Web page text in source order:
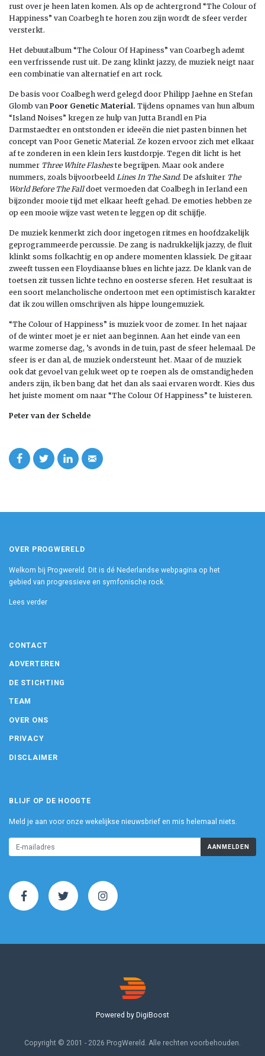
rust over je heen laten komen. Als op de achtergrond “The Colour of
Happiness” van Coarbegh te horen zou zijn wordt de sfeer verder
versterkt.
Het debuutalbum “The Colour Of Hapiness” van Coarbegh ademt
een verfrissende rust uit. De zang klinkt jazzy, de muziek neigt naar
een combinatie van alternatief en art rock.
De basis voor Coalbegh werd gelegd door Philipp Jaehne en Stefan
Glomb van Poor Genetic Material. Tijdens opnames van hun album
“Island Noises” kregen ze hulp van Jutta Brandl en Pia
Darmstaedter en ontstonden er ideeën die niet pasten binnen het
concept van Poor Genetic Material. Ze kozen ervoor zich met elkaar
af te zonderen in een klein Iers kustdorpje. Tegen dit licht is het
nummer Three White Flasheste begrijpen. Maar ook andere
nummers, zoals bijvoorbeeld Lines In The Sand. De afsluiter The
World Before The Falldoet vermoeden dat Coalbegh in Ierland een
bijzonder mooie tijd met elkaar heeft gehad. De emoties hebben ze
op een mooie wijze vast weten te leggen op dit schijfje.
De muziek kenmerkt zich door ingetogen ritmes en hoofdzakelijk
geprogrammeerde percussie. De zang is nadrukkelijk jazzy, de fluit
klinkt soms folkachtig en op andere momenten klassiek. De gitaar
zweeft tussen een Floydiaanse blues en lichte jazz. De klank van de
toetsen zit tussen lichte techno en oosterse sferen. Het resultaat is
een soort melancholische ondertoon met een optimistisch karakter
dat ik zou willen omschrijven als hippe loungemuziek.
“The Colour of Happiness” is muziek voor de zomer. In het najaar
of de winter moet je er niet aan beginnen. Aan het einde van een
warme zomerse dag, ’s avonds in de tuin, past de sfeer helemaal. De
sfeer is er dan al, de muziek ondersteunt het. Maar of de muziek
ook dat gevoel van geluk weet op te roepen als de omstandigheden
anders zijn, ik ben bang dat het dan als saai ervaren wordt. Kies dus
het juiste moment om naar “The Colour Of Happiness” te luisteren.
Peter van der Schelde
OVER PROGWERELD
Welkom bij Progwereld. Dit is dé Nederlandse webpagina op het
gebied van progressieve en symfonische rock.
Lees verder
CONTACT
ADVERTEREN
DE STICHTING
TEAM
OVER ONS
PRIVACY
DISCLAIMER
BLIJF OP DE HOOGTE
Meld je aan voor onze wekelijkse nieuwsbrief en mis helemaal niets.
AANMELDEN
Powered by DigiBoost
Copyright © 2001 - 2026 ProgWereld. Alle rechten voorbehouden.